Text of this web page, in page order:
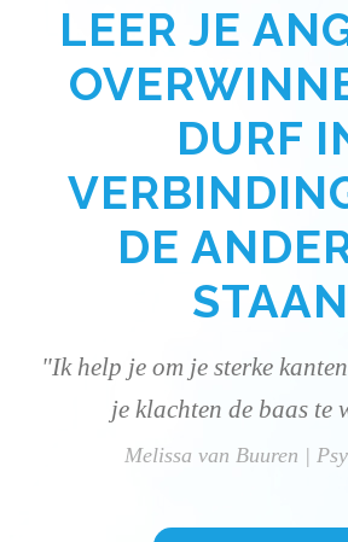
LEER JE
DURF
DE
STAAN
"Ik help je om je sterke
je klachten de baas te
Melissa van Buuren |